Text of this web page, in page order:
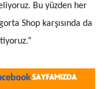
Bu yüzden her
Shop karşısında da